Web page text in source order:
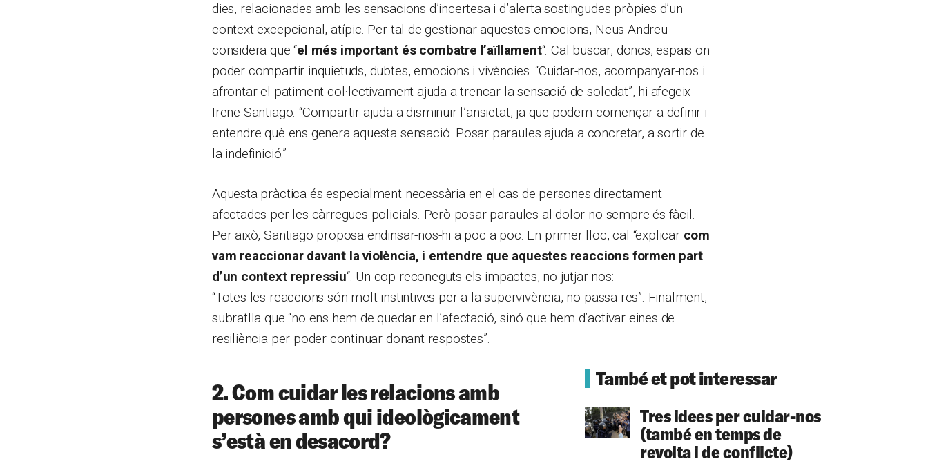
dies, relacionades amb les sensacions d’incertesa i d’alerta sostingudes pròpies d’un
context excepcional, atípic. Per tal de gestionar aquestes emocions, Neus Andreu
considera que “el més important és combatre l’aïllament“. Cal buscar, doncs, espais on
poder compartir inquietuds, dubtes, emocions i vivències. “Cuidar-nos, acompanyar-nos i
afrontar el patiment col·lectivament ajuda a trencar la sensació de soledat”, hi afegeix
Irene Santiago. “Compartir ajuda a disminuir l’ansietat, ja que podem començar a definir i
entendre què ens genera aquesta sensació. Posar paraules ajuda a concretar, a sortir de
la indefinició.”
Aquesta pràctica és especialment necessària en el cas de persones directament
afectades per les càrregues policials. Però posar paraules al dolor no sempre és fàcil.
Per això, Santiago proposa endinsar-nos-hi a poc a poc. En primer lloc, cal “explicar com
vam reaccionar davant la violència, i entendre que aquestes reaccions formen part
d’un context repressiu“. Un cop reconeguts els impactes, no jutjar-nos:
“Totes les reaccions són molt instintives per a la supervivència, no passa res”. Finalment,
subratlla que “no ens hem de quedar en l’afectació, sinó que hem d’activar eines de
resiliència per poder continuar donant respostes”.
També et pot interessar
Tres idees per cuidar-nos
(també en temps de
revolta i de conflicte)
2. Com cuidar les relacions amb
persones amb qui ideològicament
s’està en desacord?